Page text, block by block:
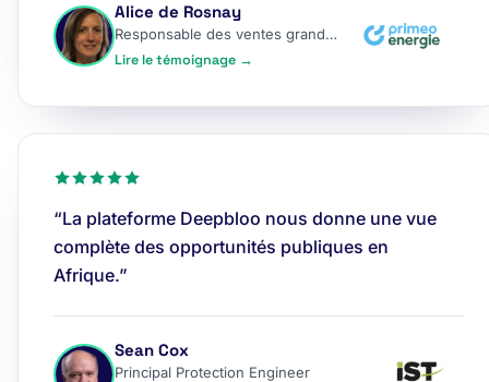
Alice de Rosnay
Responsable des ventes grands comptes
Lire le témoignage →
“La plateforme Deepbloo nous donne une vue
complète des opportunités publiques en
Afrique.”
Sean Cox
Principal Protection Engineer